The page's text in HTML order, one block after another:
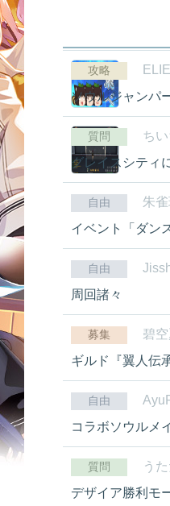
攻略
ELIE
ソウルジャンパ
質問 ち
グレイスシティ
自由
朱
イベント「ダン
自由
周回諸々
募集
碧
ギルド『翼人伝
自由
コラボソウルメ
質問 う
デザイア勝利モ